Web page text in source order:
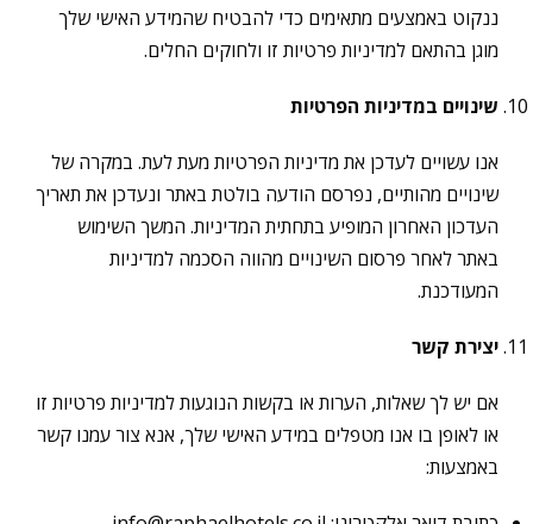
ננקוט באמצעים מתאימים כדי להבטיח שהמידע האישי שלך
מוגן בהתאם למדיניות פרטיות זו ולחוקים החלים.
שינויים במדיניות הפרטיות
אנו עשויים לעדכן את מדיניות הפרטיות מעת לעת. במקרה של
שינויים מהותיים, נפרסם הודעה בולטת באתר ונעדכן את תאריך
העדכון האחרון המופיע בתחתית המדיניות. המשך השימוש
באתר לאחר פרסום השינויים מהווה הסכמה למדיניות
המעודכנת.
יצירת קשר
אם יש לך שאלות, הערות או בקשות הנוגעות למדיניות פרטיות זו
או לאופן בו אנו מטפלים במידע האישי שלך, אנא צור עמנו קשר
באמצעות: